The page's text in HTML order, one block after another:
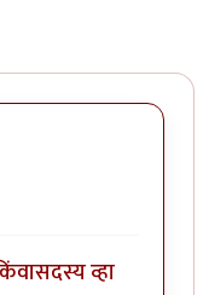
सदस्य व्हा